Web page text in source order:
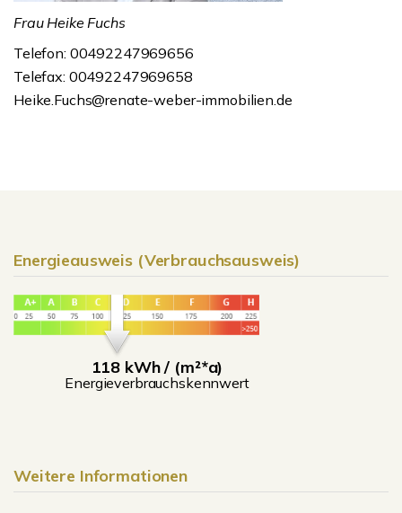
Frau Heike Fuchs
Telefon: 00492247969656
Telefax: 00492247969658
Heike.Fuchs@renate-weber-immobilien.de
Energieausweis (Verbrauchsausweis)
118 kWh / (m²*a)
Energieverbrauchskennwert
Weitere Informationen